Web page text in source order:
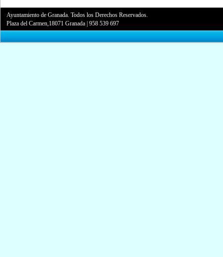
Ayuntamiento de Granada. Todos los Derechos Reservados.
Plaza del Carmen,18071 Granada |958 539 697